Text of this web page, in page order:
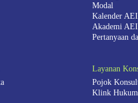
Modal
Kalender AEI
Akademi AEI
Pertanyaan
Layanan
Pojok
Klink Hukum